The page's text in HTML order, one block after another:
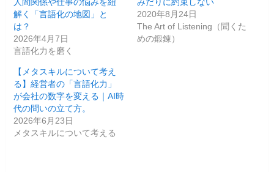
人間関係や仕事の悩みを紐
解く「言語化の地図」と
は？
2026年4月7日
言語化力を磨く
みだりに約束しない
2020年8月24日
The Art of Listening（聞くた
めの鍛錬）
【メタスキルについて考え
る】経営者の「言語化力」
が会社の数字を変える｜AI時
代の問いの立て方。
2026年6月23日
メタスキルについて考える